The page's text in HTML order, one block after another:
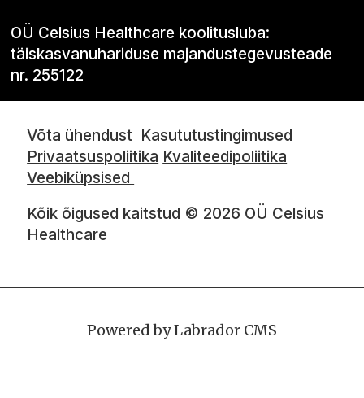
OÜ Celsius Healthcare koolitusluba:
täiskasvanuhariduse majandustegevusteade
nr. 255122
Võta ühendust Kasututustingimused
Privaatsuspoliitika Kvaliteedipoliitika
Veebiküpsised
Kõik õigused kaitstud © 2026 OÜ Celsius
Healthcare
Powered by Labrador CMS